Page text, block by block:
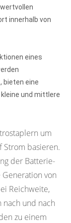
innerhalb von
eines
bieten eine
und mittlere
um
Strom basieren.
der Batterie-
von
Reichweite,
nach und nach
zu einem